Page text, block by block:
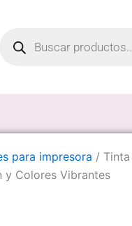
search
para impresora / Tinta
y Colores Vibrantes